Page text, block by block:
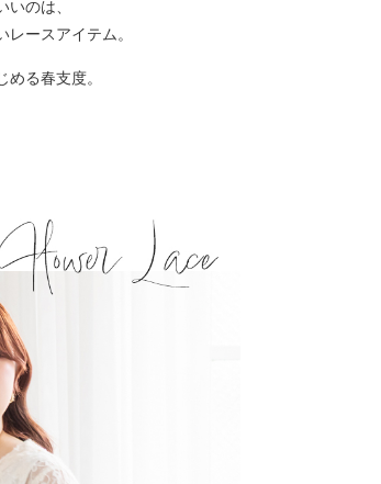
いのは、
ースアイテム。
める春支度。